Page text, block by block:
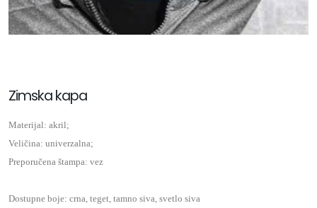
Zimska kapa
Materijal: akril;
Veličina: univerzalna;
Preporučena štampa: vez
Dostupne boje: crna, teget, tamno siva, svetlo siva